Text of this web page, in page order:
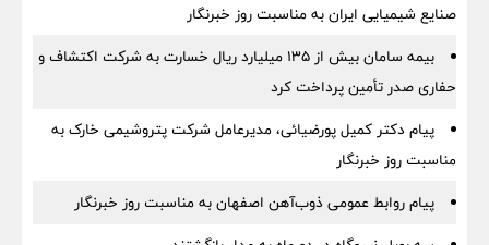
صنایع شیمیایی ایران به مناسبت روز خبرنگار
بیمه سامان بیش از ۱۳۵ میلیارد ریال خسارت به شرکت اکتشاف و
حفاری صدر تأمین پرداخت کرد
پیام دکتر کمیل پورضیائی، مدیرعامل شرکت پتروشیمی خارک به
مناسبت روز خبرنگار
پیام روابط عمومی ذوب‌آهن اصفهان به مناسبت روز خبرنگار